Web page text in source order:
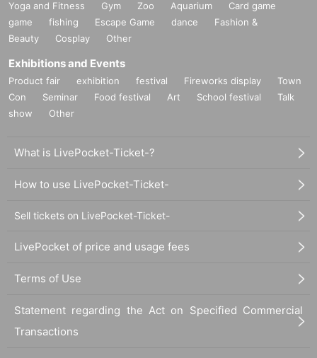
Yoga and Fitness Gym Zoo Aquarium
Card game
game
fishing Escape Game dance
Fashion &
Beauty
Cosplay Other
Exhibitions and Events
Product fair exhibition festival Fireworks display
Town
Con
Seminar Food festival Art School festival
Talk
show
Other
What is LivePocket-Ticket-?
How to use LivePocket-Ticket-
Sell tickets on LivePocket-Ticket-
LivePocket of price and usage fees
Terms of Use
Statement regarding the Act on Specified Commercial
Transactions